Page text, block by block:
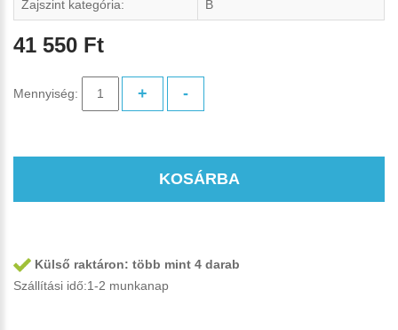
Zajszint kategória: B
41 550 Ft
Mennyiség: + -
KOSÁRBA
Külső raktáron: több mint 4 darab
Szállítási idő:1-2 munkanap